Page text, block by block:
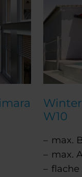
W10
max.
max.